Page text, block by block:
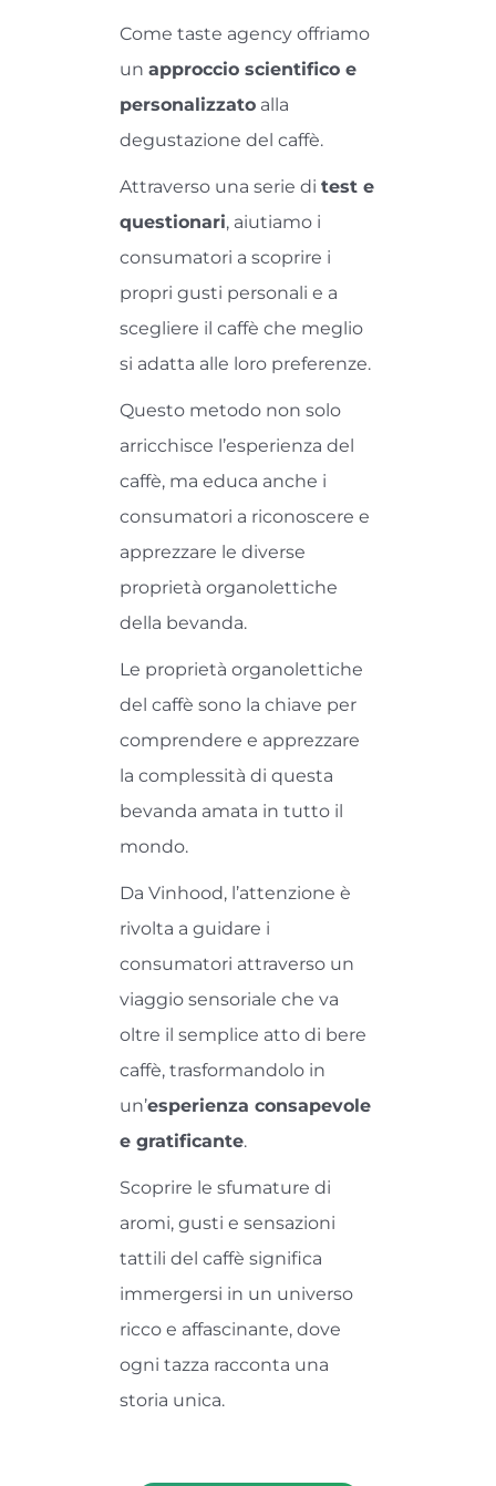
Come taste agency offriamo
un approccio scientifico e
personalizzatoalla
degustazione del caffè.
Attraverso una serie di test e
questionari, aiutiamo i
consumatori a scoprire i
propri gusti personali e a
scegliere il caffè che meglio
si adatta alle loro preferenze.
Questo metodo non solo
arricchisce l’esperienza del
caffè, ma educa anche i
consumatori a riconoscere e
apprezzare le diverse
proprietà organolettiche
della bevanda.
Le proprietà organolettiche
del caffè sono la chiave per
comprendere e apprezzare
la complessità di questa
bevanda amata in tutto il
mondo.
Da Vinhood, l’attenzione è
rivolta a guidare i
consumatori attraverso un
viaggio sensoriale che va
oltre il semplice atto di bere
caffè, trasformandolo in
un’esperienza consapevole
e gratificante.
Scoprire le sfumature di
aromi, gusti e sensazioni
tattili del caffè significa
immergersi in un universo
ricco e affascinante, dove
ogni tazza racconta una
storia unica.